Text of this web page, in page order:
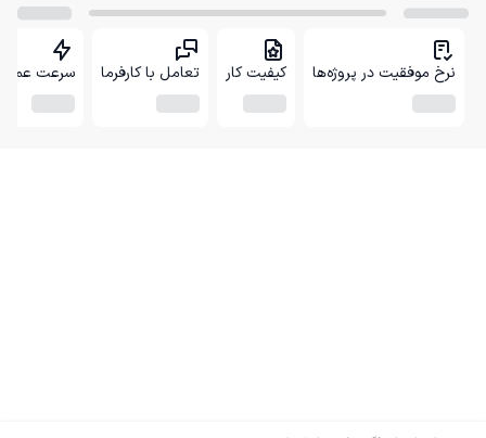
نرخ موفقیت در پروژه‌ها کیفیت کار تعامل با کارفرما سرعت عمل